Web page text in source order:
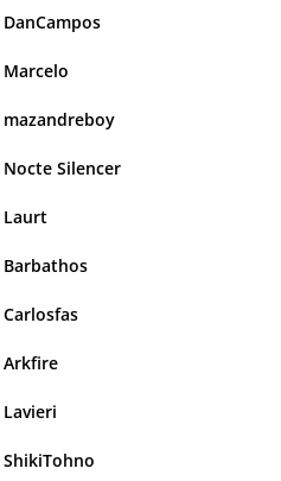
DanCampos
Marcelo
mazandreboy
Nocte Silencer
Laurt
Barbathos
Carlosfas
Arkfire
Lavieri
ShikiTohno